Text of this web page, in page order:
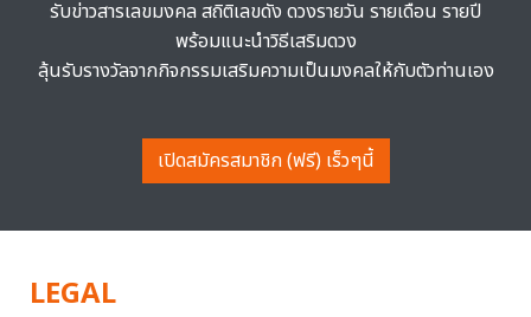
รับข่าวสารเลขมงคล สถิติเลขดัง ดวงรายวัน รายเดือน รายปี
พร้อมแนะนำวิธีเสริมดวง
ลุ้นรับรางวัลจากกิจกรรมเสริมความเป็นมงคลให้กับตัวท่านเอง
เปิดสมัครสมาชิก (ฟรี) เร็วๆนี้
LEGAL